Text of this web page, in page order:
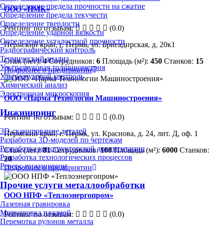
Определение предела прочности на сжатие
Определение предела текучести
Определение твердости
Определение ударной вязкости
Определение усталостной прочности
Радиографический контроль
Термический анализ
Ультразвуковая толщинометрия
Ультразвуковой контроль
Химический анализ
Электронная микроскопия
Инжиниринг
3D-сканирование деталей
Разработка 3D-моделей по чертежам
Разработка конструкторской документации
Разработка технологических процессов
Реверс-инжиниринг
Прочие услуги металлообработки
Лазерная гравировка
Маркировка плазмой
Перемотка рулонов металла
ООО «ПМК»
Рейтинг по отзывам:
(0.0)
Пермский край, г. Пермь, ул. Бригадирская, д. 20к1
Стаж (лет):4 Сотрудников: 6 Площадь (м²): 450 Станков: 15
Подробнее о предприятии
ООО «Парма Технологии Машиностроения»
Рейтинг по отзывам:
(0.0)
Пермский край, г. Пермь, ул. Краснова, д. 24, лит. Д, оф. 1
Стаж (лет):81 Сотрудников:100 Площадь (м²): 6000 Станков:
20
Подробнее о предприятии
ООО НПФ «Теплоэнергопром»
Рейтинг по отзывам:
(0.0)